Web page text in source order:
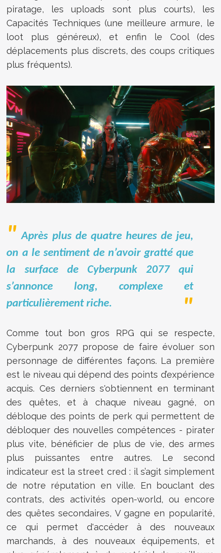
piratage, les uploads sont plus courts), les
Capacités Techniques (une meilleure armure, le
loot plus généreux), et enfin le Cool (des
déplacements plus discrets, des coups critiques
plus fréquents).
Après plus de quatre heures de jeu,
on a le sentiment de n’avoir gratté que
la surface de Cyberpunk 2077 qui
s’annonce long, complexe et
particulièrement riche.
Comme tout bon gros RPG qui se respecte,
Cyberpunk 2077 propose de faire évoluer son
personnage de différentes façons. La première
est le niveau qui dépend des points d’expérience
acquis. Ces derniers s'obtiennent en terminant
des quêtes, et à chaque niveau gagné, on
débloque des points de perk qui permettent de
débloquer des nouvelles compétences - pirater
plus vite, bénéficier de plus de vie, des armes
plus puissantes entre autres. Le second
indicateur est la street cred : il s’agit simplement
de notre réputation en ville. En bouclant des
contrats, des activités open-world, ou encore
des quêtes secondaires, V gagne en popularité,
ce qui permet d'accéder à des nouveaux
marchands, à des nouveaux équipements, et